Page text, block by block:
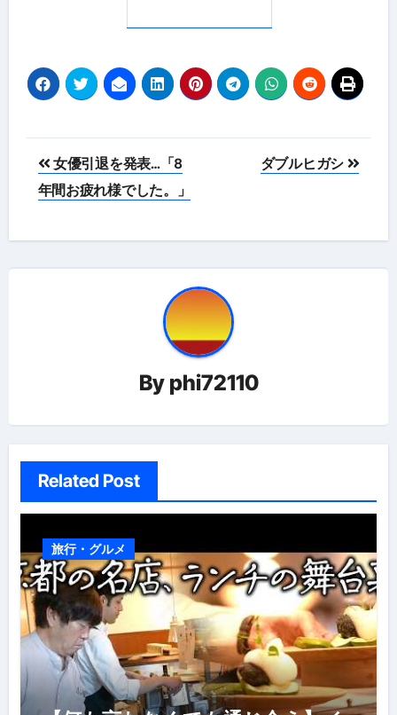
投
稿
ビ
女優引退を発表…「8
年間お疲れ様でした。」
ダブルヒガシ
By phi72110
Related Post
旅行・グルメ